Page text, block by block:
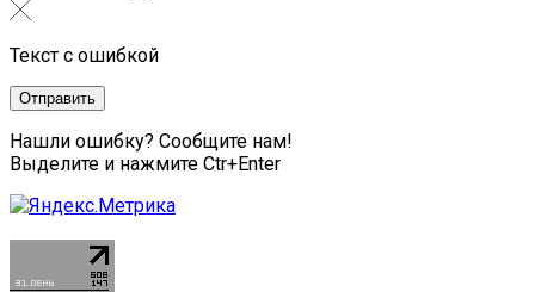
Текст с ошибкой
Нашли ошибку? Сообщите нам!
Выделите и нажмите Ctr+Enter